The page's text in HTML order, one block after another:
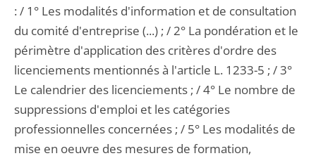
: / 1° Les modalités d'information et de consultation
du comité d'entreprise (...) ; / 2° La pondération et le
périmètre d'application des critères d'ordre des
licenciements mentionnés à l'article L. 1233-5 ; / 3°
Le calendrier des licenciements ; / 4° Le nombre de
suppressions d'emploi et les catégories
professionnelles concernées ; / 5° Les modalités de
mise en oeuvre des mesures de formation,